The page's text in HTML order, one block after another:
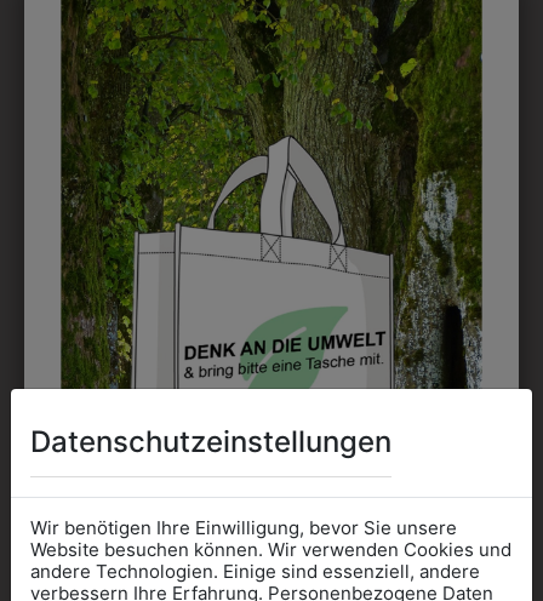
6HALS194245
HALSTUCH
IMPERIALBLAU
361000034
KOCHKNÖPFE
€ 3,90
ZULETZT ANGESEHEN
Datenschutzeinstellungen
Wir benötigen Ihre Einwilligung, bevor Sie unsere
Website besuchen können. Wir verwenden Cookies und
andere Technologien. Einige sind essenziell, andere
verbessern Ihre Erfahrung. Personenbezogene Daten